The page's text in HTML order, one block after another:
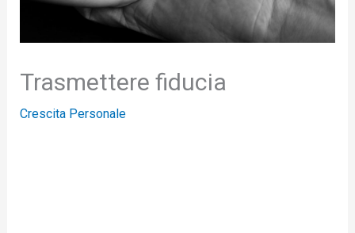
Trasmettere fiducia
Crescita Personale